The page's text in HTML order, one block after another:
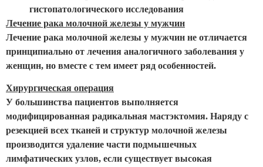
гистопатологического исследования
Лечение рака молочной железы у мужчин
Лечение рака молочной железы у мужчин не отличается
принципиально от лечения аналогичного заболевания у
женщин, но вместе с тем имеет ряд особенностей.
Хирургическая операция
У большинства пациентов выполняется
модифицированная радикальная мастэктомия. Наряду с
резекцией всех тканей и структур молочной железы
производится удаление части подмышечных
лимфатических узлов, если существует высокая